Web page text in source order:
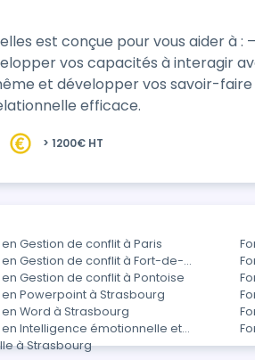
est conçue pour vous aider à :
vos capacités à interagir
et développer vos savoir-
efficace.
> 1200€ HT
Gestion de conflit à Paris
Gestion de conflit à Fort-de-
Gestion de conflit à Pontoise
Powerpoint à Strasbourg
Word à Strasbourg
Intelligence émotionnelle et
à Strasbourg